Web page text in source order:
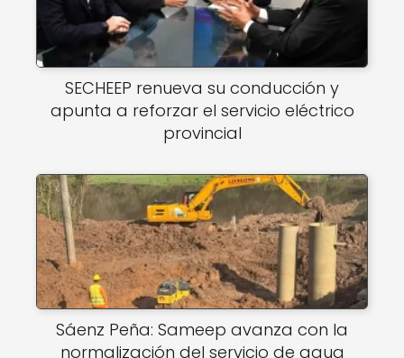
SECHEEP renueva su conducción y
apunta a reforzar el servicio eléctrico
provincial
Sáenz Peña: Sameep avanza con la
normalización del servicio de agua